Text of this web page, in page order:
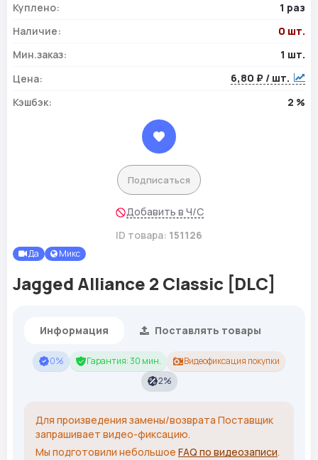
Куплено:
1 раз
Наличие:
0 шт.
Мин.заказ:
1 шт.
Цена:
6,80 ₽ / шт.
Кэшбэк:
2 %
Подписаться
Добавить в Ч/С
ID товара: 151126
Да Микс
Jagged Alliance 2 Classic [DLC]
Информация Поставлять товары
0% Гарантия: 30 мин.
Видеофиксация покупки
2%
Для произведения замены/возврата Поставщик
запрашивает видео-фиксацию.
Мы подготовили небольшое FAQ по видеозаписи.